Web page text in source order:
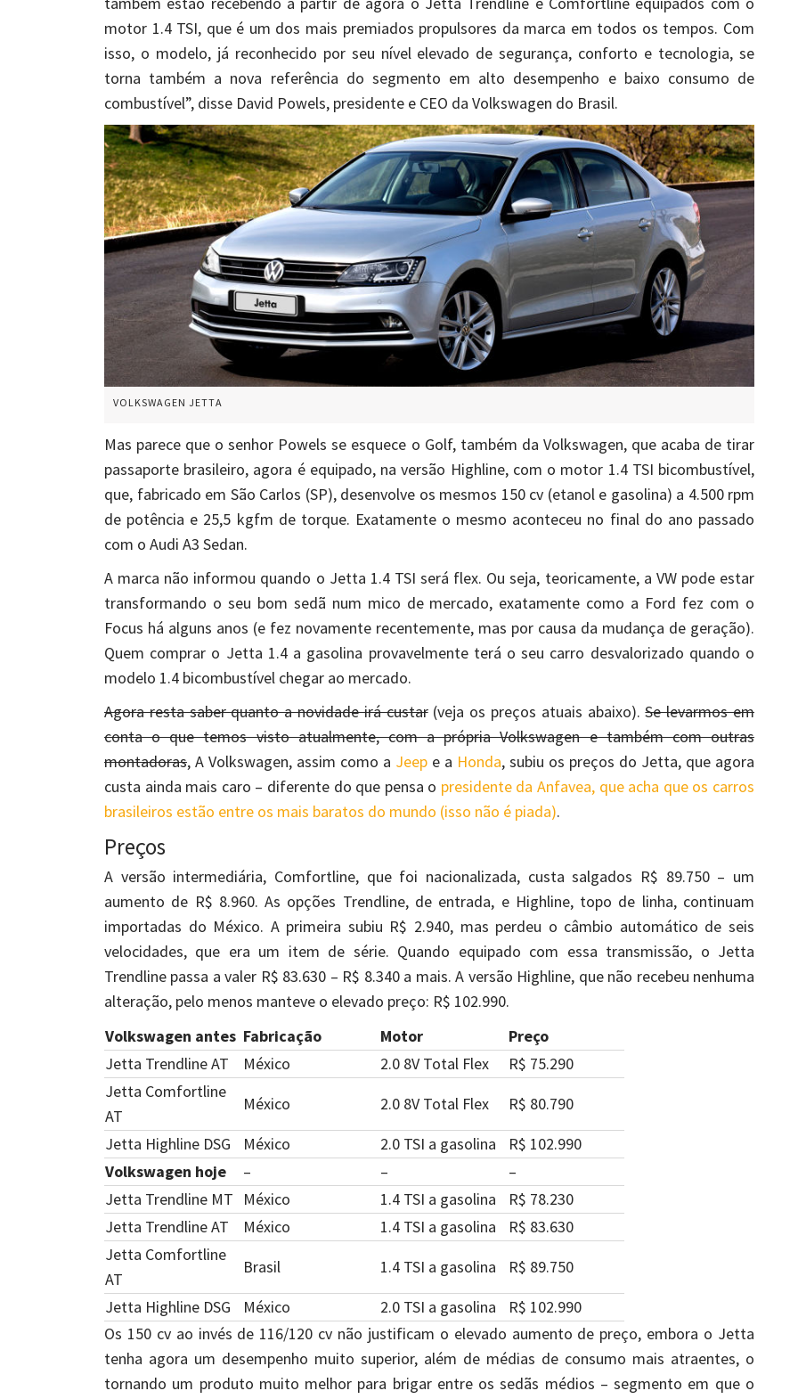
motor 1.4 TSI, que é um dos mais premiados propulsores da marca em todos os tempos. Com
isso, o modelo, já reconhecido por seu nível elevado de segurança, conforto e tecnologia, se
torna também a nova referência do segmento em alto desempenho e baixo consumo de
combustível”, disse David Powels, presidente e CEO da Volkswagen do Brasil.
VOLKSWAGEN JETTA
Mas parece que o senhor Powels se esquece o Golf, também da Volkswagen, que acaba de tirar
passaporte brasileiro, agora é equipado, na versão Highline, com o motor 1.4 TSI bicombustível,
que, fabricado em São Carlos (SP), desenvolve os mesmos 150 cv (etanol e gasolina) a 4.500 rpm
de potência e 25,5 kgfm de torque. Exatamente o mesmo aconteceu no final do ano passado
com o Audi A3 Sedan.
A marca não informou quando o Jetta 1.4 TSI será flex. Ou seja, teoricamente, a VW pode estar
transformando o seu bom sedã num mico de mercado, exatamente como a Ford fez com o
Focus há alguns anos (e fez novamente recentemente, mas por causa da mudança de geração).
Quem comprar o Jetta 1.4 a gasolina provavelmente terá o seu carro desvalorizado quando o
modelo 1.4 bicombustível chegar ao mercado.
Agora resta saber quanto a novidade irá custar(veja os preços atuais abaixo).Se levarmos em
conta o que temos visto atualmente, com a própria Volkswagen e também com outras
montadoras, A Volkswagen, assim como a Jeep e a Honda, subiu os preços do Jetta, que agora
custa ainda mais caro – diferente do que pensa o presidente da Anfavea, que acha que os carros
brasileiros estão entre os mais baratos do mundo (isso não é piada).
Preços
A versão intermediária, Comfortline, que foi nacionalizada, custa salgados R$ 89.750 – um
aumento de R$ 8.960. As opções Trendline, de entrada, e Highline, topo de linha, continuam
importadas do México. A primeira subiu R$ 2.940, mas perdeu o câmbio automático de seis
velocidades, que era um item de série. Quando equipado com essa transmissão, o Jetta
Trendline passa a valer R$ 83.630 – R$ 8.340 a mais. A versão Highline, que não recebeu nenhuma
alteração, pelo menos manteve o elevado preço: R$ 102.990.
Volkswagen antes Fabricação Motor
Preço
Jetta Trendline AT
México 2.0 8V Total Flex
R$ 75.290
Jetta Comfortline
AT
México 2.0 8V Total Flex
R$ 80.790
Jetta Highline DSG
México 2.0 TSI a gasolina
R$ 102.990
Volkswagen hoje
– –
–
Jetta Trendline MT
México 1.4 TSI a gasolina
R$ 78.230
Jetta Trendline AT
México 1.4 TSI a gasolina
R$ 83.630
Jetta Comfortline
AT
Brasil 1.4 TSI a gasolina
R$ 89.750
Jetta Highline DSG
México 2.0 TSI a gasolina
R$ 102.990
Os 150 cv ao invés de 116/120 cv não justificam o elevado aumento de preço, embora o Jetta
tenha agora um desempenho muito superior, além de médias de consumo mais atraentes, o
tornando um produto muito melhor para brigar entre os sedãs médios – segmento em que o